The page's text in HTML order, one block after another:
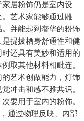
居粉饰仍是室内设
艺术家能够通过雕
并能起到奢华的粉饰
提拔栖身舒通性和健
还具有美妙和适用的
取其他材料相毗连。
艺术创做能力，灯饰
冲击和感不雅共识。
要用于室内的粉饰。
通过物理反映、内部